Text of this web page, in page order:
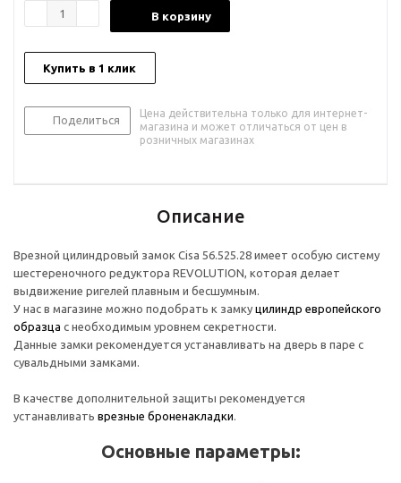
В корзину
Купить в 1 клик
Поделиться
Цена действительна только для интернет-
магазина и может отличаться от цен в
розничных магазинах
Описание
Врезной цилиндровый замок Cisa 56.525.28 имеет особую систему
шестереночного редуктора REVOLUTION, которая делает
выдвижение ригелей плавным и бесшумным.
У нас в магазине можно подобрать к замку цилиндр европейского
образца с необходимым уровнем секретности.
Данные замки рекомендуется устанавливать на дверь в паре с
сувальдными замками.
В качестве дополнительной защиты рекомендуется
устанавливать врезные броненакладки.
Основные параметры: